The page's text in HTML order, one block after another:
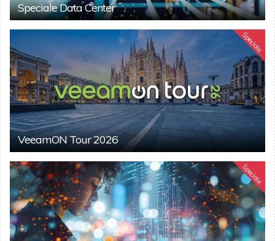
Speciale Data Center
Speciale
VeeamON Tour 2026
Speciale